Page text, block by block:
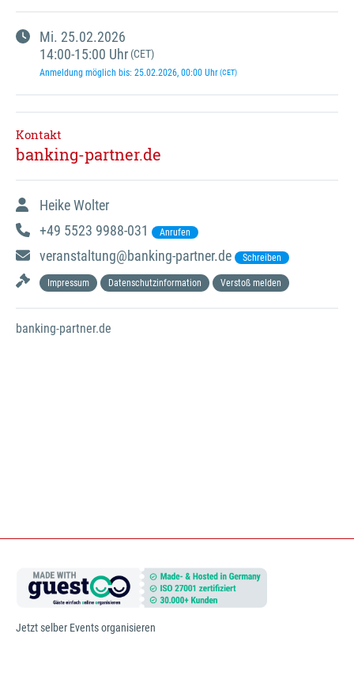
Mi. 25.02.2026
14:00-15:00 Uhr (CET)
Anmeldung möglich bis: 25.02.2026, 00:00 Uhr(CET)
Kontakt
banking-partner.de
Heike Wolter
+49 5523 9988-031
Anrufen
veranstaltung@banking-partner.de Schreiben
Impressum Datenschutzinformation Verstoß melden
banking-partner.de
Jetzt selber Events organisieren